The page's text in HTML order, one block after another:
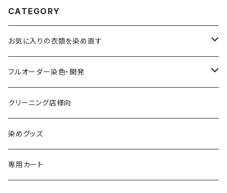
CATEGORY
お気に入りの衣類を染め直す
綿系 100%
黒染め/Black
紺染め/Navy
綿90%以上+合成繊維
黒染め/Black
紺染め/Navy
綿素材+合成繊維10%以上
黒染め/Black
その他
フルオーダー染色・開発
カラーマッチング
特殊染色
クリーニング店様向
染めグッズ
専用カート